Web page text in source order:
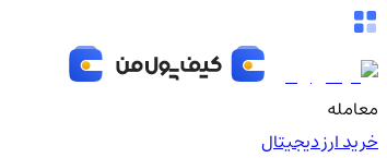
معامله
خرید ارز دیجیتال